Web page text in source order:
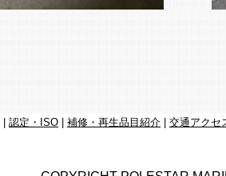
認定・ISO 補修・再生品目紹介 交通アクセ